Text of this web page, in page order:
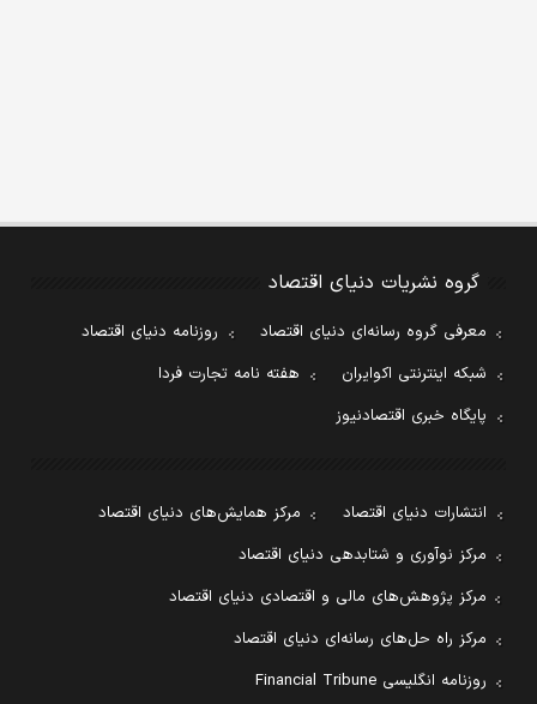
گروه نشریات دنیای اقتصاد
معرفی گروه رسانه‌ای دنیای اقتصاد
روزنامه دنیای اقتصاد
شبکه اینترنتی اکوایران
هفته نامه تجارت فردا
پایگاه خبری اقتصادنیوز
انتشارات دنیای اقتصاد
مرکز همایش‌های دنیای اقتصاد
مرکز نوآوری و شتابدهی دنیای اقتصاد
مرکز پژوهش‌های مالی و اقتصادی دنیای اقتصاد
مرکز راه حل‌های رسانه‌ای دنیای اقتصاد
روزنامه انگلیسی Financial Tribune